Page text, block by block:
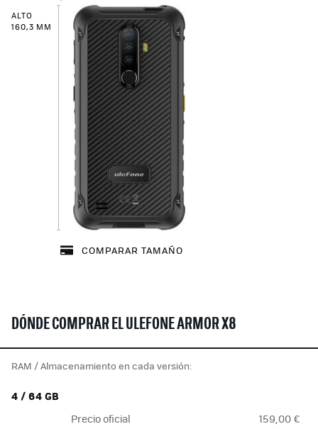
ALTO
160,3 MM
COMPARAR TAMAÑO
DÓNDE COMPRAR EL ULEFONE ARMOR X8
RAM / Almacenamiento en cada versión:
4 / 64 GB
Precio oficial 159,00 €